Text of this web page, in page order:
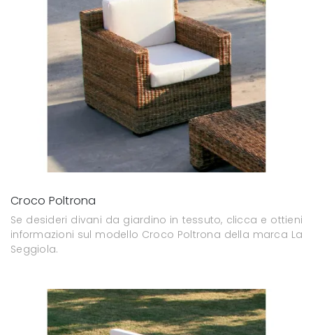
Croco Poltrona
Se desideri divani da giardino in tessuto, clicca e ottieni
informazioni sul modello Croco Poltrona della marca La
Seggiola.